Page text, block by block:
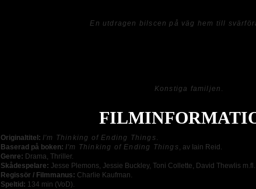
En utdragen bilscen på väg hem till
Konstiga familjen .
Originaltitel: I'm Thinking of Ending Things.
Baserad på boken: I'm Thinking of Ending Things, av Iain Reid.
Genre: Drama, Thriller.
Skådespelare: Jesse Plemons, Jessie Buckley, Toni Collette, David Thewlis m.fl.
Regissör / Filmmanus: Charlie Kaufman.
Speltid: 134 min (VoD).